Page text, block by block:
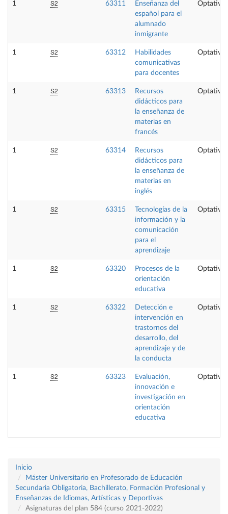
1 S2 63311
Enseñanza del
español para el
alumnado
inmigrante
Optativa
1 S2 63312
Habilidades
comunicativas
para docentes
Optativa
1 S2 63313
Recursos
didácticos para
la enseñanza de
materias en
francés
Optativa
1 S2 63314
Recursos
didácticos para
la enseñanza de
materias en
inglés
Optativa
1 S2 63315
Tecnologías de la
información y la
comunicación
para el
aprendizaje
Optativa
1 S2 63320
Procesos de la
orientación
educativa
Optativa
1 S2 63322
Detección e
intervención en
trastornos del
desarrollo, del
aprendizaje y de
la conducta
Optativa
1 S2 63323
Evaluación,
innovación e
investigación en
orientación
educativa
Optativa
Inicio
Máster Universitario en Profesorado de Educación
Secundaria Obligatoria, Bachillerato, Formación Profesional y
Enseñanzas de Idiomas, Artísticas y Deportivas
Asignaturas del plan 584 (curso 2021-2022)